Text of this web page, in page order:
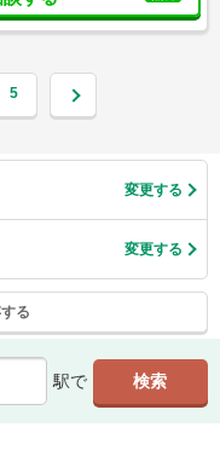
5
変更する
変更する
る
駅で